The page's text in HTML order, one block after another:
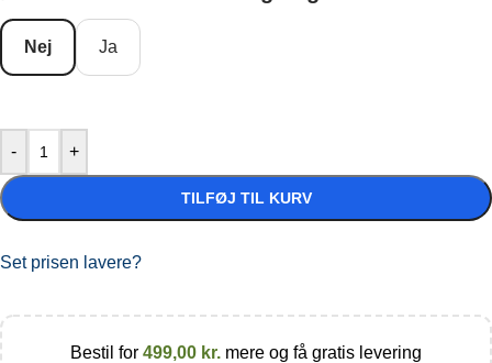
Nej Ja
- +
TILFØJ TIL KURV
Set prisen lavere?
Bestil for 499,00 kr. mere og få gratis levering